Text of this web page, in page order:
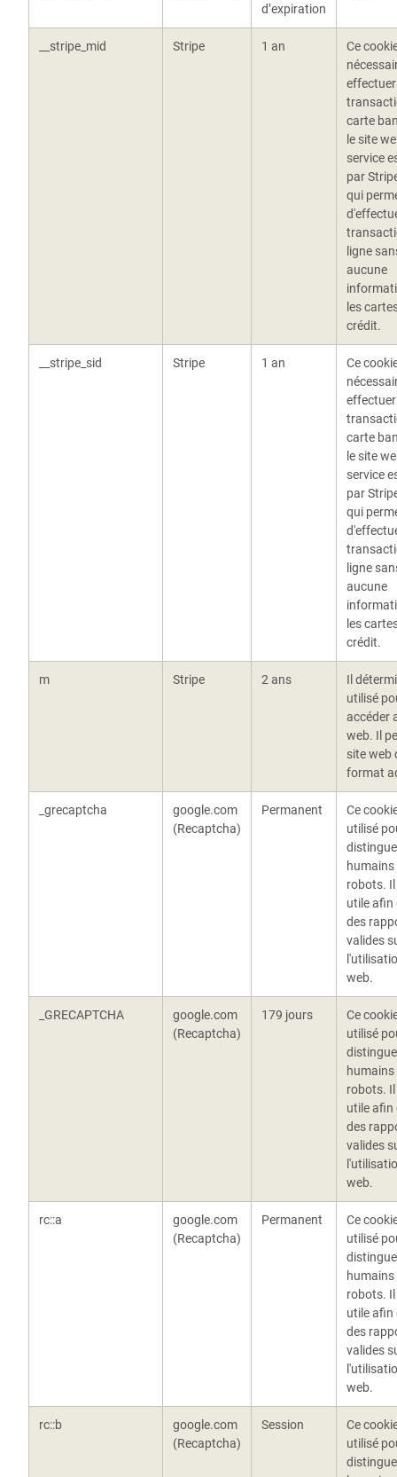
d’expiration
__stripe_mid Stripe 1 an
Ce
carte
le site
service
par
qui
ligne
aucune
les
crédit.
__stripe_sid Stripe 1 an
Ce
carte
le site
service
par
qui
ligne
aucune
les
crédit.
m Stripe 2 ans
Il
utilisé
accéder
web. Il
site web
format
_grecaptcha
google.com
(Recaptcha)
Permanent
Ce
utilisé
humains
robots.
utile afin
des
valides
web.
_GRECAPTCHA
google.com
(Recaptcha)
179 jours
Ce
utilisé
humains
robots.
utile afin
des
valides
web.
rc::a
google.com
(Recaptcha)
Permanent
Ce
utilisé
humains
robots.
utile afin
des
valides
web.
rc::b
google.com
(Recaptcha)
Session
Ce
utilisé